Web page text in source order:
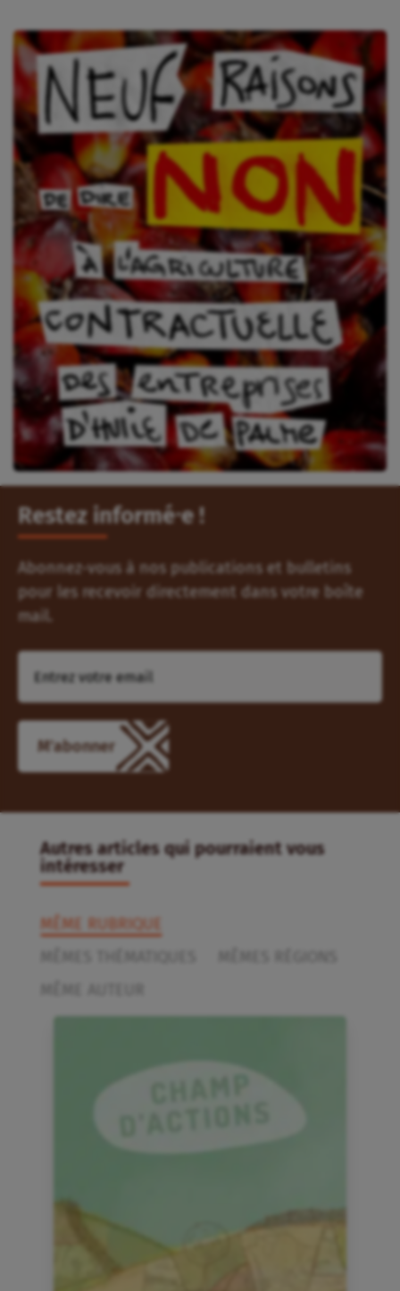
Restez informé⸱e !
Abonnez-vous à nos publications et bulletins
pour les recevoir directement dans votre boîte
mail.
Autres articles qui pourraient vous
intéresser
MÊME RUBRIQUE